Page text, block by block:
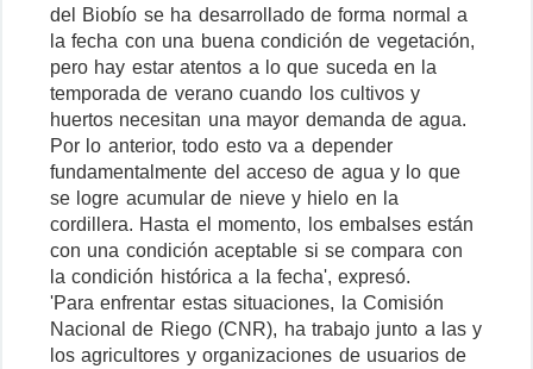
del Biobío se ha desarrollado de forma normal a
la fecha con una buena condición de vegetación,
pero hay estar atentos a lo que suceda en la
temporada de verano cuando los cultivos y
huertos necesitan una mayor demanda de agua.
Por lo anterior, todo esto va a depender
fundamentalmente del acceso de agua y lo que
se logre acumular de nieve y hielo en la
cordillera. Hasta el momento, los embalses están
con una condición aceptable si se compara con
la condición histórica a la fecha', expresó.
'Para enfrentar estas situaciones, la Comisión
Nacional de Riego (CNR), ha trabajo junto a las y
los agricultores y organizaciones de usuarios de